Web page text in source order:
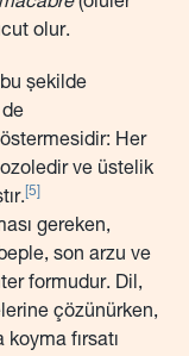
olur.
şekilde
de
Her
ve üstelik
[5]
gereken,
son arzu ve
formudur. Dil,
çözünürken,
fırsatı